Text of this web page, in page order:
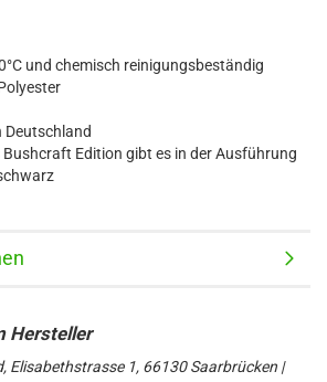
und chemisch reinigungsbeständig
Deutschland
Edition gibt es in der Ausführung
Elisabethstrasse 1, 66130 Saarbrücken |